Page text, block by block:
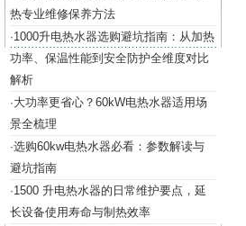
热专业维修保养方法
·1000升电热水器选购避坑指南：从加热
功率、保温性能到安全防护全维度对比
解析
·大功率更省心？60kW电热水器适用场
景全梳理
·选购60kw电热水器必看：参数解读与
避坑指南
·1500 升电热水器的日常维护要点，延
长设备使用寿命与制热效率